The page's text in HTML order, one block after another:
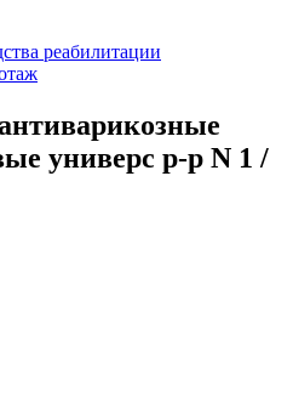
реабилитации
универс р-р N 1 /